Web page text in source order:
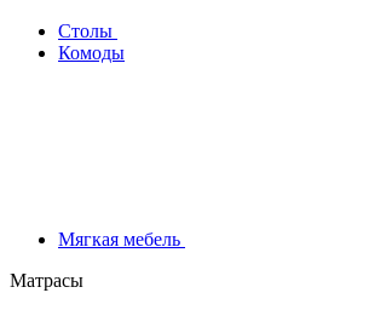
Столы
Комоды
Мягкая мебель
Матрасы